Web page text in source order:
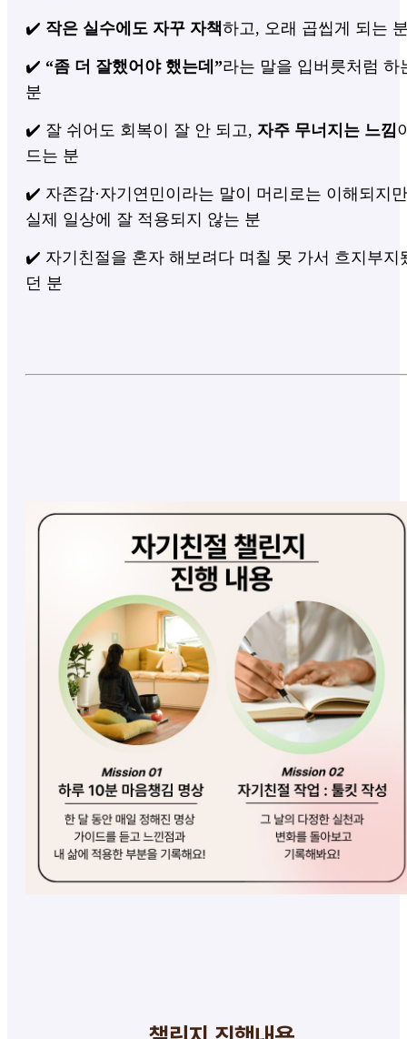
✔️ 작은 실수에도 자꾸 자책하고, 오래 곱씹게 되는
✔️ “좀 더 잘했어야 했는데”라는 말을 입버릇처럼 하
분
✔️ 잘 쉬어도 회복이 잘 안 되고, 자주 무너지는 느낌
드는 분
✔️ 자존감·자기연민이라는 말이 머리로는 이해되지
실제 일상에 잘 적용되지 않는 분
✔️ 자기친절을 혼자 해보려다 며칠 못 가서 흐지부지
던 분